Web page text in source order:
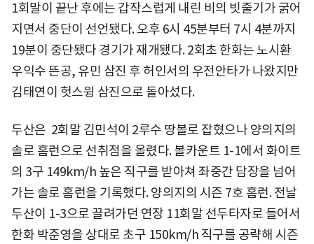
1회말이 끝난 후에는 갑작스럽게 내린 비의 빗줄기가 굵어
지면서 중단이 선언됐다. 오후 6시 45분부터 7시 4분까지
19분이 중단됐다 경기가 재개됐다. 2회초 한화는 노시환
우익수 뜬공, 유민 삼진 후 허인서의 우전안타가 나왔지만
김태연이 헛스윙 삼진으로 돌아섰다.
두산은 2회말 김민석이 2루수 땅볼로 잡혔으나 양의지의
솔로 홈런으로 선취점을 올렸다. 볼카운트 1-1에서 화이트
의 3구 149km/h 높은 직구를 받아쳐 좌중간 담장을 넘어
가는 솔로 홈런을 기록했다. 양의지의 시즌 7호 홈런. 전날
두산이 1-3으로 끌려가던 연장 11회말 선두타자로 들어서
한화 박준영을 상대로 초구 150km/h 직구를 공략해 시즌